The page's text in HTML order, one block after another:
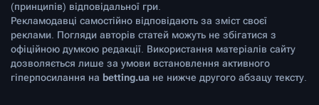
(принципів) відповідальної гри.
Рекламодавці самостійно відповідають за зміст своєї
реклами. Погляди авторів статей можуть не збігатися з
офіційною думкою редакції. Використання матеріалів сайту
дозволяється лише за умови встановлення активного
гіперпосилання на betting.ua не нижче другого абзацу тексту.